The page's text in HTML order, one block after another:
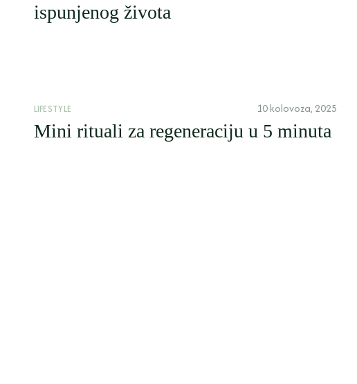
ispunjenog života
LIFESTYLE 10 kolovoza, 2025
Mini rituali za regeneraciju u 5 minuta